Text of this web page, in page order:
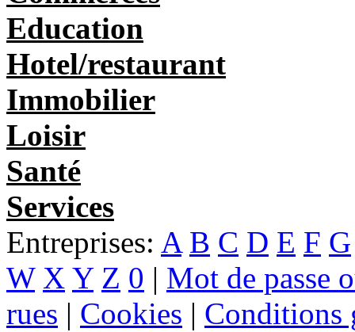
Education
Hotel/restaurant
Immobilier
Loisir
Santé
Services
Entreprises: A B C D E F G
W X Y Z 0 | Mot de passe
rues | Cookies | Conditions